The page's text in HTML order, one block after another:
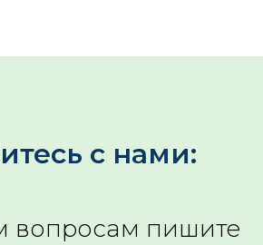
с нами:
вопросам пишите